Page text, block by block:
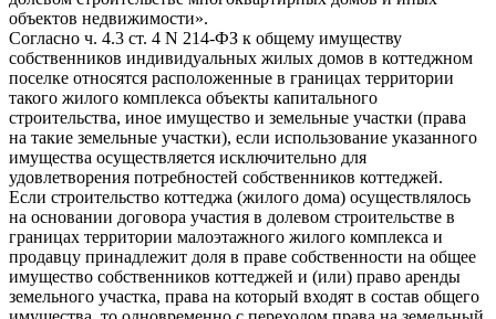
объектов недвижимости».
Согласно ч. 4.3 ст. 4 N 214-ФЗ к общему имуществу
собственников индивидуальных жилых домов в коттеджном
поселке относятся расположенные в границах территории
такого жилого комплекса объекты капитального
строительства, иное имущество и земельные участки (права
на такие земельные участки), если использование указанного
имущества осуществляется исключительно для
удовлетворения потребностей собственников коттеджей.
Если строительство коттеджа (жилого дома) осуществлялось
на основании договора участия в долевом строительстве в
границах территории малоэтажного жилого комплекса и
продавцу принадлежит доля в праве собственности на общее
имущество собственников коттеджей и (или) право аренды
земельного участка, права на который входят в состав общего